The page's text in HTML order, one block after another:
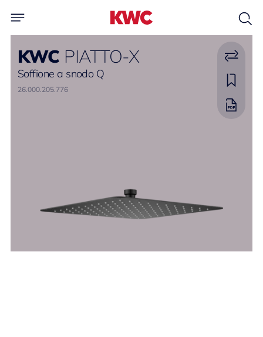
KWC PIATTO-X
Soffione a snodo Q
26.000.205.776